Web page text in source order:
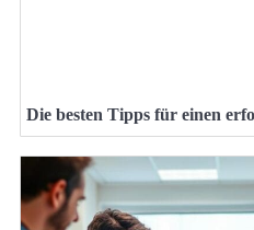
Die besten Tipps für einen